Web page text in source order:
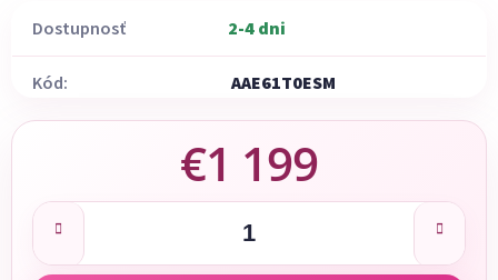
Dostupnosť 2-4 dni
Kód: AAE61T0ESM
€1 199
Jednotková cena: